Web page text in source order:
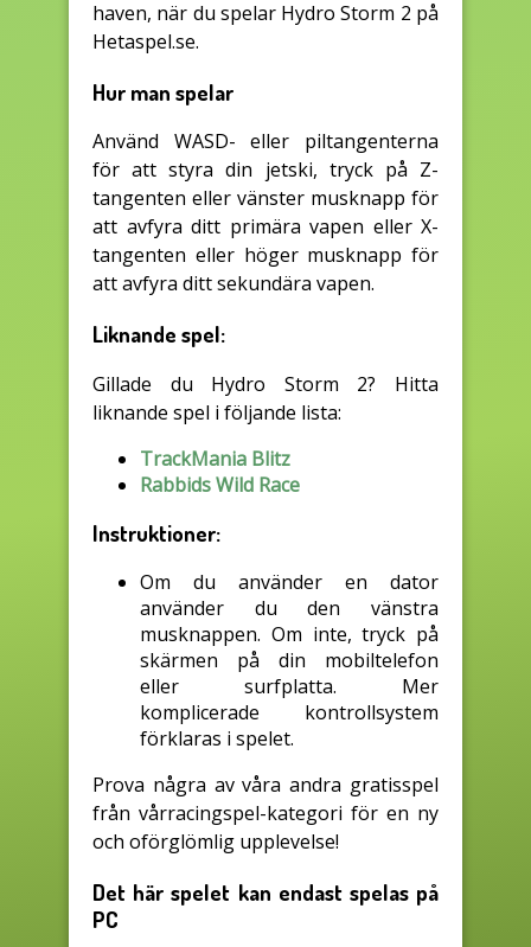
haven, när du spelar Hydro Storm 2 på
Hetaspel.se.
Hur man spelar
Använd WASD- eller piltangenterna
för att styra din jetski, tryck på Z-
tangenten eller vänster musknapp för
att avfyra ditt primära vapen eller X-
tangenten eller höger musknapp för
att avfyra ditt sekundära vapen.
Liknande spel:
Gillade du Hydro Storm 2? Hitta
liknande spel i följande lista:
TrackMania Blitz
Rabbids Wild Race
Instruktioner:
Om du använder en dator
använder du den vänstra
musknappen. Om inte, tryck på
skärmen på din mobiltelefon
eller surfplatta. Mer
komplicerade kontrollsystem
förklaras i spelet.
Prova några av våra andra gratisspel
från vårracingspel-kategori för en ny
och oförglömlig upplevelse!
Det här spelet kan endast spelas på
PC